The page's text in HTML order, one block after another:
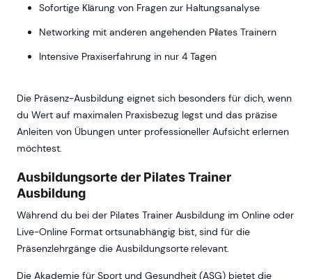
Sofortige Klärung von Fragen zur Haltungsanalyse
Networking mit anderen angehenden Pilates Trainern
Intensive Praxiserfahrung in nur 4 Tagen
Die Präsenz-Ausbildung eignet sich besonders für dich, wenn
du Wert auf maximalen Praxisbezug legst und das präzise
Anleiten von Übungen unter professioneller Aufsicht erlernen
möchtest.
Ausbildungsorte der Pilates Trainer
Ausbildung
Während du bei der Pilates Trainer Ausbildung im Online oder
Live-Online Format ortsunabhängig bist, sind für die
Präsenzlehrgänge die Ausbildungsorte relevant.
Die Akademie für Sport und Gesundheit (ASG) bietet die